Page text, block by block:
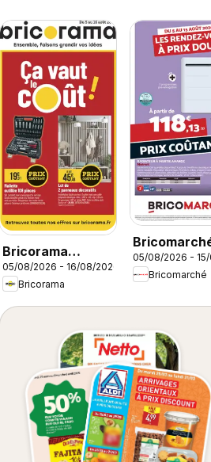
Bricorama
catalogue
05/08/2026 - 16/08/2026
Bricorama
catalogue
05/08/2026 - 15/
Bricomarché